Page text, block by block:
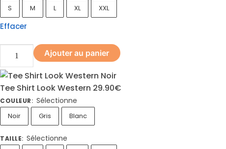
S M L XL XXL
Effacer
Ajouter au panier
Tee Shirt Look Western 29.90€
COULEUR: Sélectionne
Noir Gris Blanc
TAILLE: Sélectionne